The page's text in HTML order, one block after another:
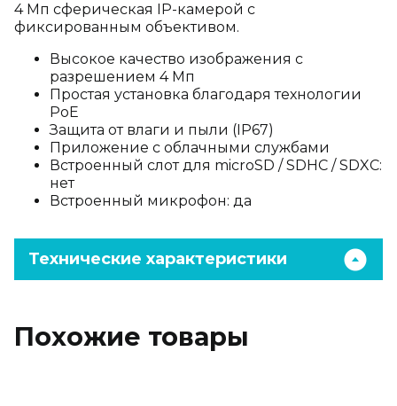
4 Мп сферическая IP-камерой с
фиксированным объективом.
Высокое качество изображения с
разрешением 4 Мп
Простая установка благодаря технологии
PoE
Защита от влаги и пыли (IP67)
Приложение с облачными службами
Встроенный слот для microSD / SDHC / SDXC:
нет
Встроенный микрофон: да
Технические характеристики
Похожие товары